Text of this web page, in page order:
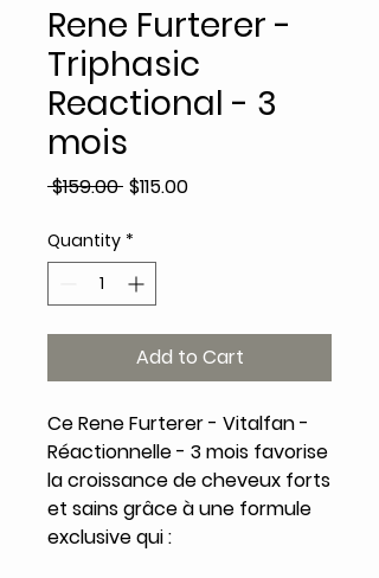
Rene Furterer -
Triphasic
Reactional - 3
mois
$159.00 Regular
$115.00Sale
Quantity *
Add to Cart
Ce Rene Furterer - Vitalfan -
Réactionnelle - 3 mois favorise
la croissance de cheveux forts
et sains grâce à une formule
exclusive qui :